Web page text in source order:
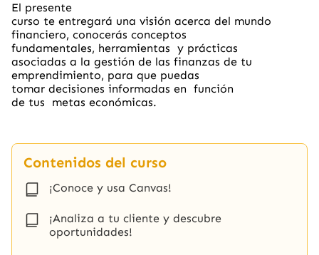
El presente
curso te entregará una visión acerca del mundo
financiero, conocerás conceptos
fundamentales, herramientas y prácticas
asociadas a la gestión de las finanzas de tu
emprendimiento, para que puedas
tomar decisiones informadas en función
de tus metas económicas.
Contenidos del curso
¡Conoce y usa Canvas!
¡Analiza a tu cliente y descubre
oportunidades!